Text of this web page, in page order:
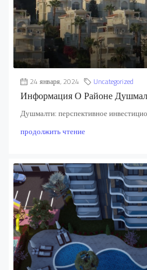
24 января, 2024 Uncategorized
Информация О Районе
Душмалти: перспективное
продолжить чтение